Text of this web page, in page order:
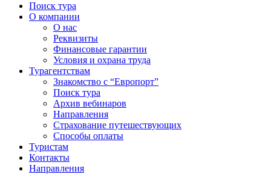
Поиск тура
О компании
О нас
Реквизиты
Финансовые гарантии
Условия и охрана труда
Турагентствам
Знакомство с “Европорт”
Поиск тура
Архив вебинаров
Направления
Страхование путешествующих
Способы оплаты
Туристам
Контакты
Направления